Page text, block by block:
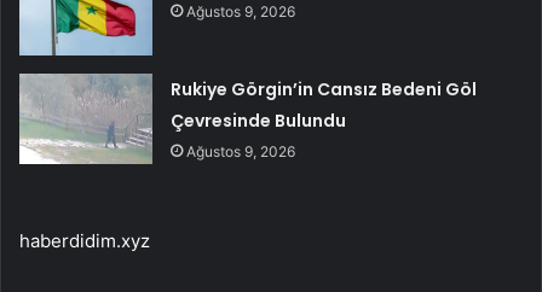
Ağustos 9, 2026
Rukiye Görgin’in Cansız Bedeni Göl
Çevresinde Bulundu
Ağustos 9, 2026
haberdidim.xyz